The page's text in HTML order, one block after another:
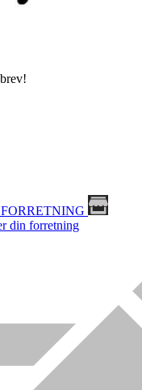
din forretning